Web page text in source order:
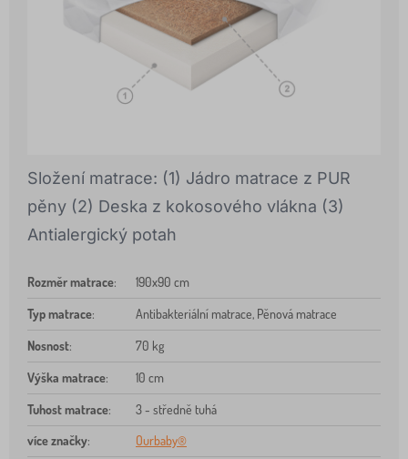
Složení matrace: (1) Jádro matrace z PUR
pěny (2) Deska z kokosového vlákna (3)
Antialergický potah
Rozměr matrace: 190x90 cm
Typ matrace: Antibakteriální matrace, Pěnová matrace
Nosnost: 70 kg
Výška matrace: 10 cm
Tuhost matrace:
3 - středně tuhá
více značky: Ourbaby®